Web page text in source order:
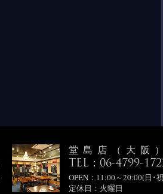
堂島店（大阪）
TEL：06-4799-
OPEN：11:00～20:00(日･
定休日：火曜日